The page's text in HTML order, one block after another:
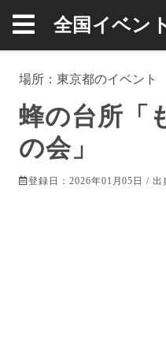
全国イベン
場所： 東京都のイベント
蜂の台所「
の会」
登録日：2026年01月05日 / 出